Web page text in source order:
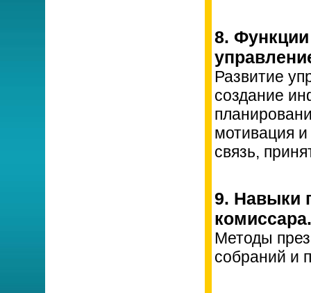
8.
Развитие
создание
мотивация
связь,
9. Навыки
комиссара.
Методы
собраний и